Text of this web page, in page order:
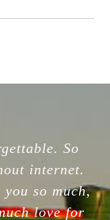
So
internet.
so much,
love for